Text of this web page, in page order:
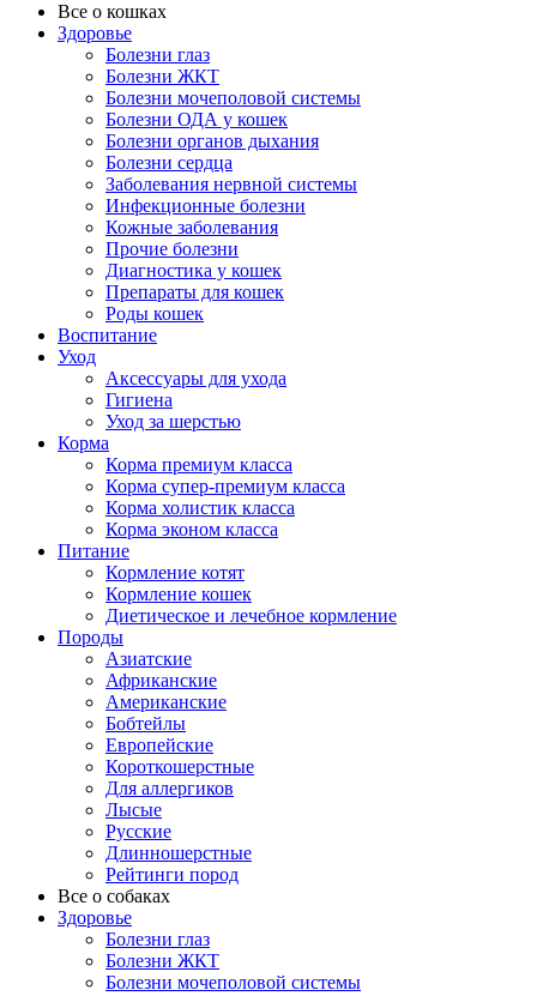
Все о кошках
Здоровье
Болезни глаз
Болезни ЖКТ
Болезни мочеполовой системы
Болезни ОДА у кошек
Болезни органов дыхания
Болезни сердца
Заболевания нервной системы
Инфекционные болезни
Кожные заболевания
Прочие болезни
Диагностика у кошек
Препараты для кошек
Роды кошек
Воспитание
Уход
Аксессуары для ухода
Гигиена
Уход за шерстью
Корма
Корма премиум класса
Корма супер-премиум класса
Корма холистик класса
Корма эконом класса
Питание
Кормление котят
Кормление кошек
Диетическое и лечебное кормление
Породы
Азиатские
Африканские
Американские
Бобтейлы
Европейские
Короткошерстные
Для аллергиков
Лысые
Русские
Длинношерстные
Рейтинги пород
Все о собаках
Здоровье
Болезни глаз
Болезни ЖКТ
Болезни мочеполовой системы